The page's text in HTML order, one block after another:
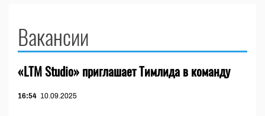
Вакансии
«LTM Studio» приглашает Тимлида в команду
16:54 10.09.2025